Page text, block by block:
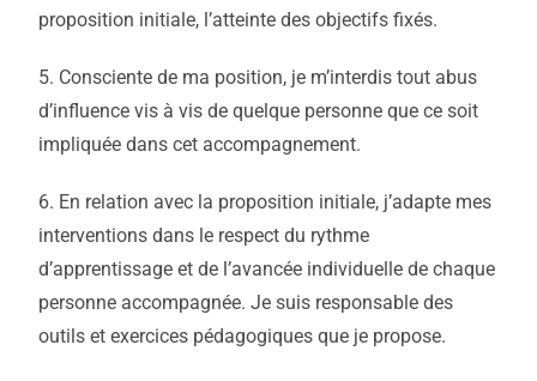
proposition initiale, l’atteinte des objectifs fixés.
5. Consciente de ma position, je m’interdis tout abus
d’influence vis à vis de quelque personne que ce soit
impliquée dans cet accompagnement.
6. En relation avec la proposition initiale, j’adapte mes
interventions dans le respect du rythme
d’apprentissage et de l’avancée individuelle de chaque
personne accompagnée. Je suis responsable des
outils et exercices pédagogiques que je propose.